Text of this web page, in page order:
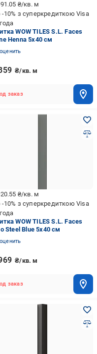
₴/кв. м
10% з суперкредиткою Visa
WOW TILES S.L. Faces
Henna 5x40 см
оценить
₴/кв. м
заказ
₴/кв. м
10% з суперкредиткою Visa
WOW TILES S.L. Faces
Steel Blue 5x40 см
оценить
₴/кв. м
заказ